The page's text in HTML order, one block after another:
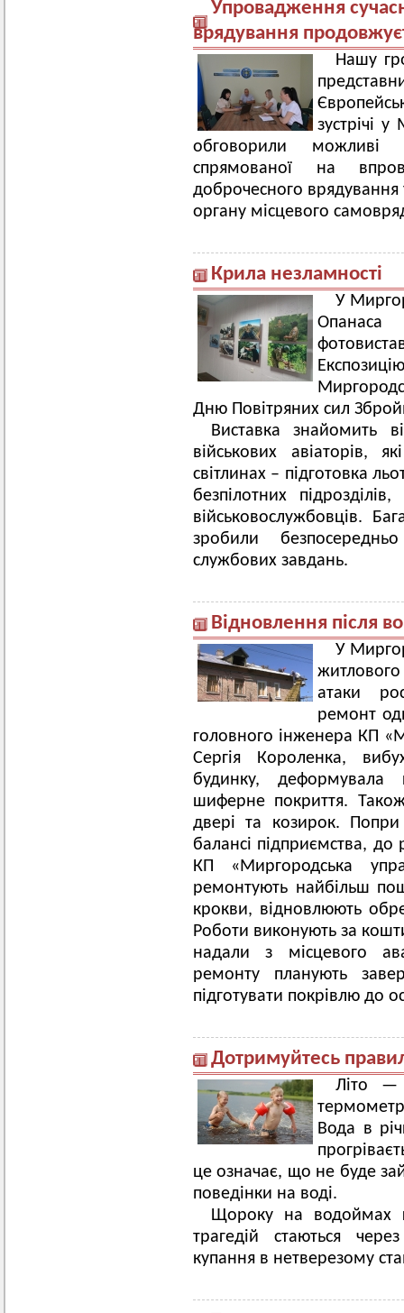
Упровадження
врядування
Нашу
зустрічі
обговорили можливі
спрямованої на
доброчесного врядування
органу місцевого
Крила незламності
У
Опанаса
Дню Повітряних сил
Виставка знайомить
військових авіаторів,
світлинах – підготовка
безпілотних
військовослужбовців.
зробили
службових завдань.
Відновлення після
У
атаки
ремонт
головного інженера КП
Сергія Короленка,
будинку, деформувала
шиферне покриття.
двері та козирок.
балансі підприємства, до
КП «Миргородська
ремонтують найбільш
крокви, відновлюють
Роботи виконують за
надали з місцевого
ремонту планують
підготувати покрівлю до
Дотримуйтесь
Літо —
Вода в
це означає, що не буде
поведінки на воді.
Щороку на водоймах
трагедій стаються
купання в нетверезому